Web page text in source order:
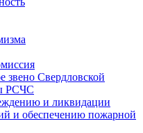
звено Свердловской
РСЧС
и ликвидации
и обеспечению пожарной